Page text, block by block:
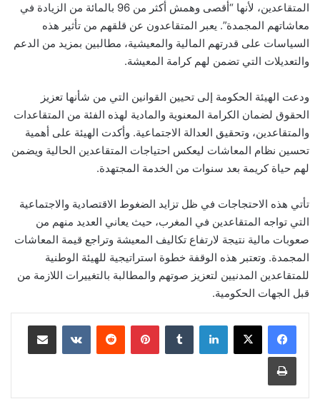
المتقاعدين، لأنها “أقصى وهمش أكثر من 96 بالمائة من الزيادة في
معاشاتهم المجمدة”. يعبر المتقاعدون عن قلقهم من تأثير هذه
السياسات على قدرتهم المالية والمعيشية، مطالبين بمزيد من الدعم
والتعديلات التي تضمن لهم كرامة المعيشة.
ودعت الهيئة الحكومة إلى تحيين القوانين التي من شأنها تعزيز
الحقوق لضمان الكرامة المعنوية والمادية لهذه الفئة من المتقاعدات
والمتقاعدين، وتحقيق العدالة الاجتماعية. وأكدت الهيئة على أهمية
تحسين نظام المعاشات ليعكس احتياجات المتقاعدين الحالية ويضمن
لهم حياة كريمة بعد سنوات من الخدمة المجتهدة.
تأتي هذه الاحتجاجات في ظل تزايد الضغوط الاقتصادية والاجتماعية
التي تواجه المتقاعدين في المغرب، حيث يعاني العديد منهم من
صعوبات مالية نتيجة لارتفاع تكاليف المعيشة وتراجع قيمة المعاشات
المجمدة. وتعتبر هذه الوقفة خطوة استراتيجية للهيئة الوطنية
للمتقاعدين المدنيين لتعزيز صوتهم والمطالبة بالتغييرات اللازمة من
قبل الجهات الحكومية.
لينكدإن بينتيريست مشاركة عبر البريد
طباعة